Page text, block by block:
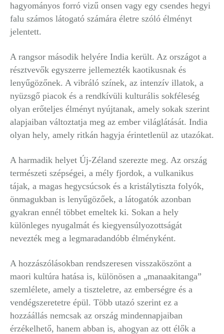
hagyományos forró vizű onsen vagy egy csendes hegyi
falu számos látogató számára életre szóló élményt
jelentett.
A rangsor második helyére India került. Az országot a
résztvevők egyszerre jellemezték kaotikusnak és
lenyűgözőnek. A vibráló színek, az intenzív illatok, a
nyüzsgő piacok és a rendkívüli kulturális sokféleség
olyan erőteljes élményt nyújtanak, amely sokak szerint
alapjaiban változtatja meg az ember világlátását. India
olyan hely, amely ritkán hagyja érintetlenül az utazókat.
A harmadik helyet Új-Zéland szerezte meg. Az ország
természeti szépségei, a mély fjordok, a vulkanikus
tájak, a magas hegycsúcsok és a kristálytiszta folyók,
önmagukban is lenyűgözőek, a látogatók azonban
gyakran ennél többet emeltek ki. Sokan a hely
különleges nyugalmát és kiegyensúlyozottságát
nevezték meg a legmaradandóbb élményként.
A hozzászólásokban rendszeresen visszaköszönt a
maori kultúra hatása is, különösen a „manaakitanga”
szemlélete, amely a tiszteletre, az emberségre és a
vendégszeretetre épül. Több utazó szerint ez a
hozzáállás nemcsak az ország mindennapjaiban
érzékelhető, hanem abban is, ahogyan az ott élők a